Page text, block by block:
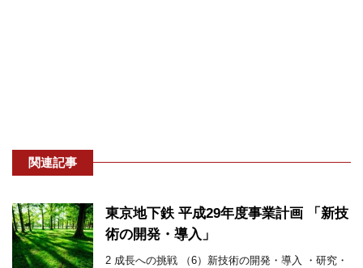
関連記事
東京地下鉄 平成29年度事業計画 「新技
術の開発・導入」
2 成長への挑戦 （6）新技術の開発・導入 ・研究・